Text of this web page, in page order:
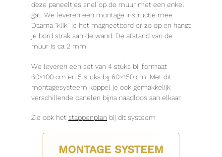
deze paneeltjes snel op de muur met een enkel
gat. We leveren een montage instructie mee.
Daarna “klik” je het magneetbord er zo op en hangt
je bord strak aan de wand. De afstand van de
muur is ca 2 mm.
We leveren een set van 4 stuks bij formaat
60×100 cm en 5 stuks bij 60×150 cm. Met dit
montagesysteem koppel je ook gemakkelijk
verschillende panelen bijna naadloos aan elkaar.
Zie ook het stappenplan bij dit systeem
MONTAGE SYSTEEM